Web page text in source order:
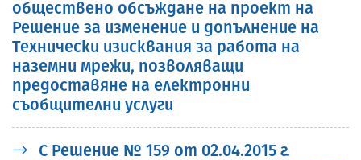
обществено обсъждане на проект на
Решение за изменение и допълнение на
Технически изисквания за работа на
наземни мрежи, позволяващи
предоставяне на електронни
съобщителни услуги
С Решение № 159 от 02.04.2015 г.